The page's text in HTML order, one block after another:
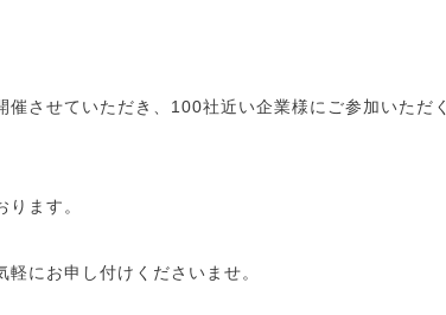
させていただき、100社近い企業様にご参加いただく
ます。
にお申し付けくださいませ。